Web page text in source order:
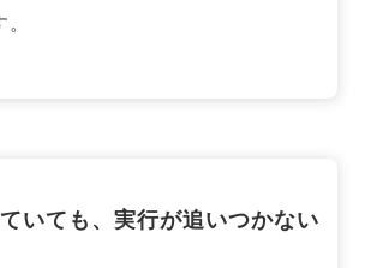
いても、実行が追いつかない